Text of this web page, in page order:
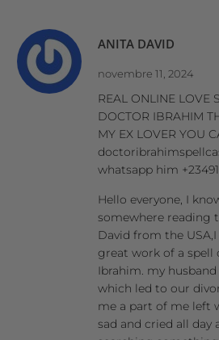
ANITA DAVID
novembre 11, 2024
REAL ONLINE LOVE
DOCTOR IBRAHIM
MY EX LOVER YOU
whatsapp him
Hello everyone, I
somewhere reading
David from the
great work of a spell
Ibrahim. my
which led to our
me a part of me left
sad and cried all day